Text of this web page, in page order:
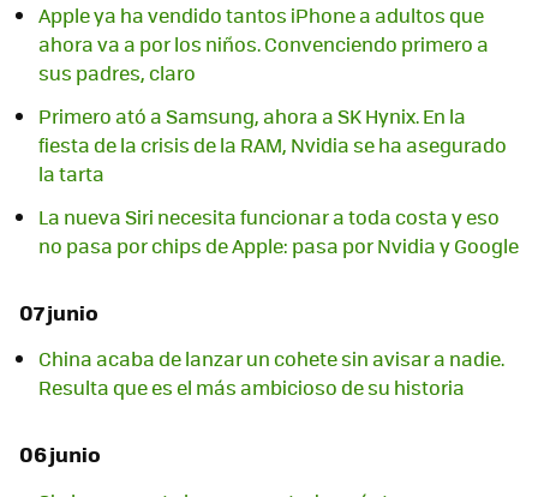
Apple ya ha vendido tantos iPhone a adultos que
ahora va a por los niños. Convenciendo primero a
sus padres, claro
Primero ató a Samsung, ahora a SK Hynix. En la
fiesta de la crisis de la RAM, Nvidia se ha asegurado
la tarta
La nueva Siri necesita funcionar a toda costa y eso
no pasa por chips de Apple: pasa por Nvidia y Google
07 junio
China acaba de lanzar un cohete sin avisar a nadie.
Resulta que es el más ambicioso de su historia
06 junio